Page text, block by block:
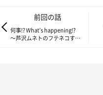
前回の話
何事!? What’s happening!?
～芦沢ムネトのフテネコすた